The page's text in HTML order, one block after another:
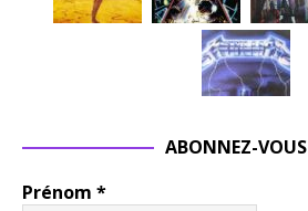
ABONNEZ-VOUS
Prénom *